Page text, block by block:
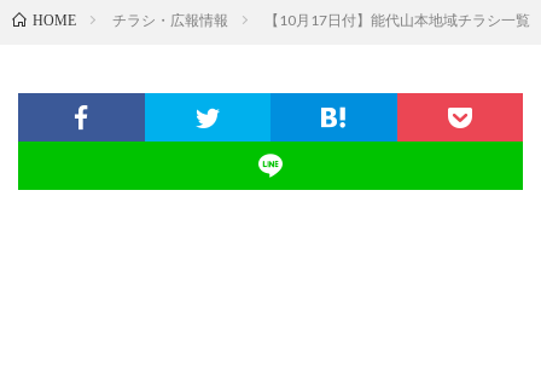
HOME チラシ・広報情報 【10月17日付】能代山本地域チラシ一覧